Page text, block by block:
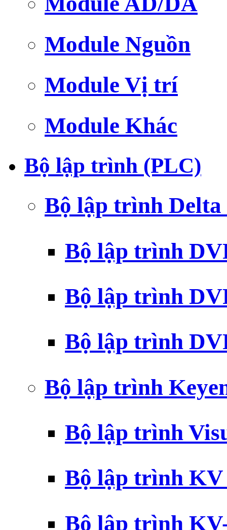
Module Nguồn
Module Vị trí
Module Khác
Bộ lập trình (PLC)
Bộ lập trình
Bộ lập trình
Bộ lập trình
Bộ lập trình
Bộ lập trình
Bộ lập trình
Bộ lập trình
Bộ lập trình